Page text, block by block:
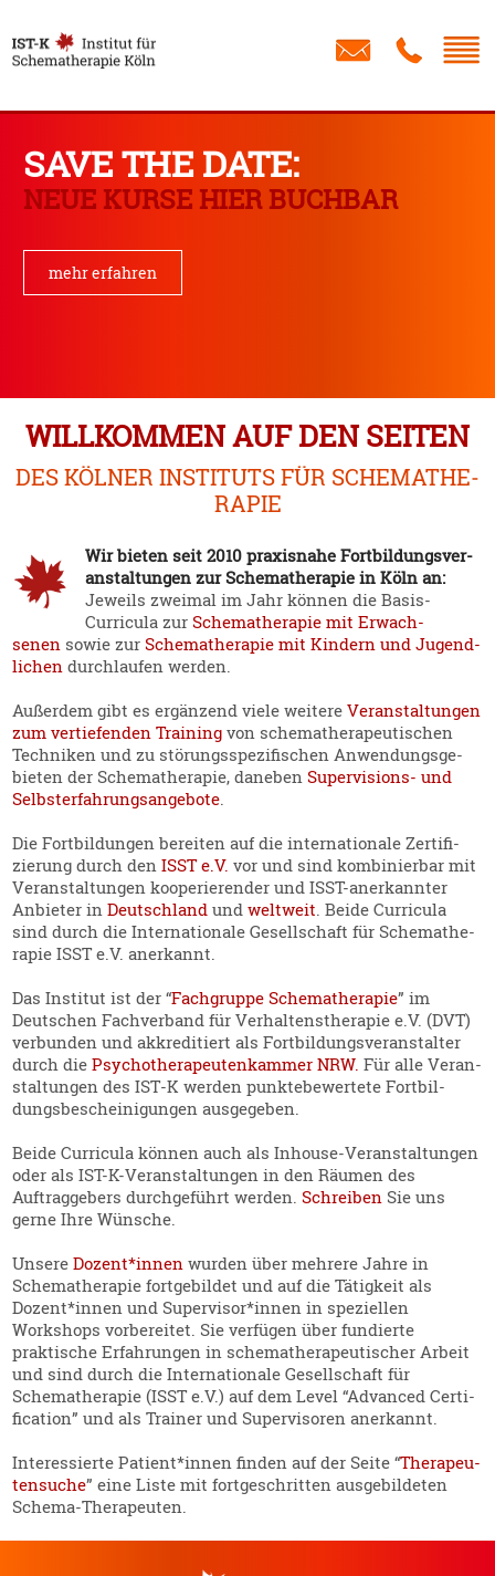
Institut
für
Schematherapie
Köln
SAVE THE DATE:
NEUE KURSE HIER BUCHBAR
mehr erfahren
WILLKOMMEN AUF DEN SEITEN
DES KÖLNER INSTITUTS FÜR SCHEMA­THE­
RAPIE
Wir bieten seit 2010 praxisnahe Fortbil­dungs­ver­
an­stal­tungen zur Schema­the­rapie in Köln an:
Jeweils zweimal im Jahr können die Basis-
Curricula zurSchema­the­rapie mit Erwach­
senen sowie zurSchema­the­rapie mit Kindern und Jugend­
lichendurch­laufen werden.
Außerdem gibt es ergänzend viele weitereVeran­stal­tungen
zum vertie­fenden Trainingvon schema­the­ra­peu­ti­schen
Techniken und zu störungs­spe­zi­fi­schen Anwen­dungs­ge­
bieten der Schema­the­rapie, danebenSuper­vi­sions- und
Selbst­er­fah­rungs­an­gebote.
Die Fortbil­dungen bereiten auf die inter­na­tionale Zerti­fi­
zierung durch denISST e.V. vor und sind kombi­nierbar mit
Veran­stal­tungen koope­rie­render und ISST-anerkannter
Anbieter inDeutschlandundweltweit. Beide Curricula
sind durch die Inter­na­tionale Gesell­schaft für Schema­the­
rapie ISST e.V. anerkannt.
Das Institut ist der “Fachgruppe Schema­the­rapie” im
Deutschen Fachverband für Verhal­tens­the­rapie e.V. (DVT)
verbunden und akkre­di­tiert als Fortbil­dungs­ver­an­stalter
durch diePsycho­the­ra­peu­ten­kammer NRW. Für alle Veran­
stal­tungen des IST‑K werden punkte­be­wertete Fortbil­
dungs­be­schei­ni­gungen ausge­geben.
Beide Curricula können auch als Inhouse-Veran­stal­tungen
oder als IST-K-Veran­stal­tungen in den Räumen des
Auftrag­gebers durch­ge­führt werden.Schreiben Sie uns
gerne Ihre Wünsche.
UnsereDozent*innenwurden über mehrere Jahre in
Schema­the­rapie fortge­bildet und auf die Tätigkeit als
Dozent*innen und Supervisor*innen in spezi­ellen
Workshops vorbe­reitet. Sie verfügen über fundierte
praktische Erfah­rungen in schema­the­ra­peu­ti­scher Arbeit
und sind durch die Inter­na­tionale Gesell­schaft für
Schema­the­rapie (ISST e.V.) auf dem Level “Advanced Certi­
fi­cation” und als Trainer und Super­vi­soren anerkannt.
Inter­es­sierte Patient*innen finden auf der Seite “Thera­peu­
ten­suche” eine Liste mit fortge­schritten ausge­bil­deten
Schema-Thera­peuten.